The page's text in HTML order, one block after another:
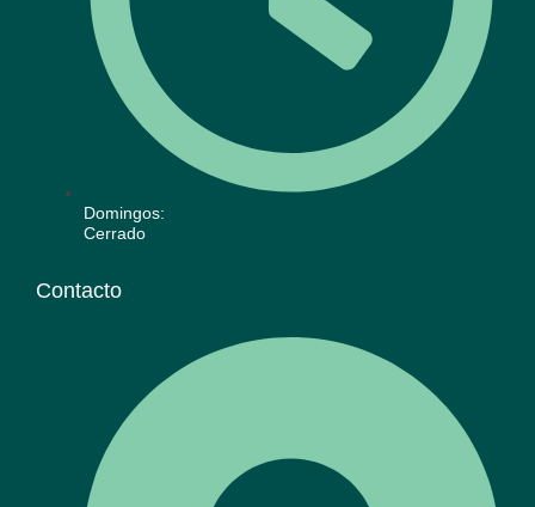
Domingos:
Cerrado
Contacto